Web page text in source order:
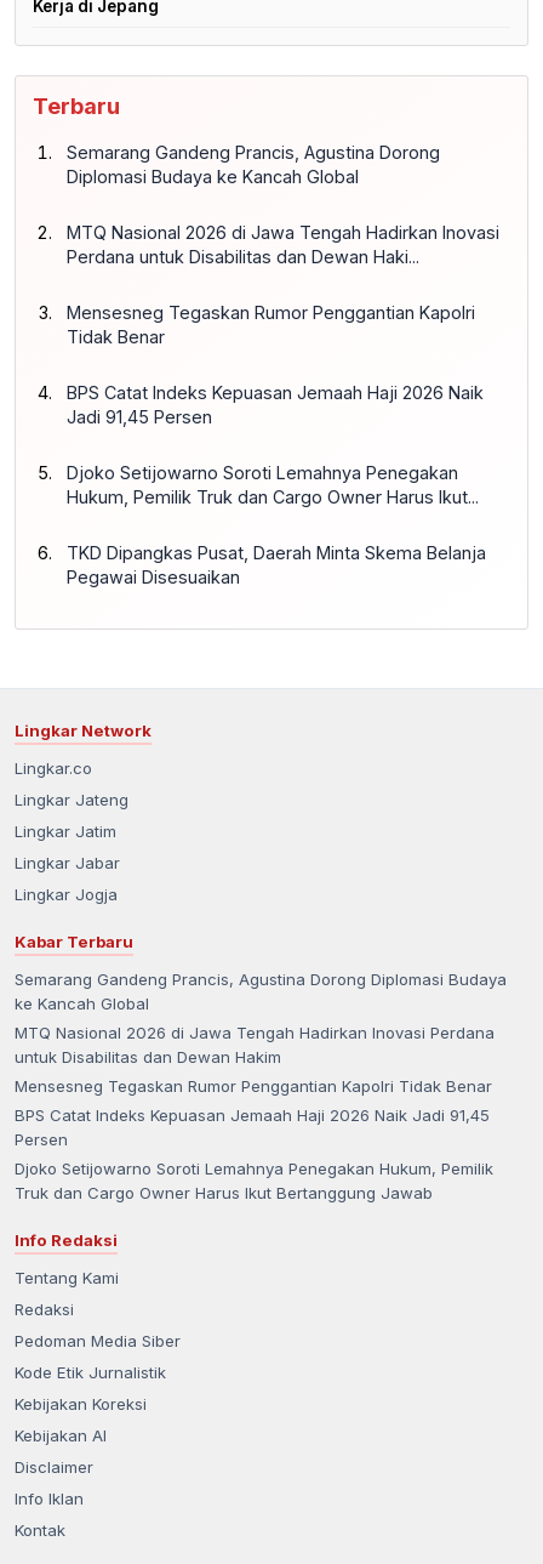
Kerja di Jepang
Terbaru
Semarang Gandeng Prancis, Agustina Dorong
Diplomasi Budaya ke Kancah Global
MTQ Nasional 2026 di Jawa Tengah Hadirkan Inovasi
Perdana untuk Disabilitas dan Dewan Haki...
Mensesneg Tegaskan Rumor Penggantian Kapolri
Tidak Benar
BPS Catat Indeks Kepuasan Jemaah Haji 2026 Naik
Jadi 91,45 Persen
Djoko Setijowarno Soroti Lemahnya Penegakan
Hukum, Pemilik Truk dan Cargo Owner Harus Ikut...
TKD Dipangkas Pusat, Daerah Minta Skema Belanja
Pegawai Disesuaikan
Lingkar Network
Lingkar.co
Lingkar Jateng
Lingkar Jatim
Lingkar Jabar
Lingkar Jogja
Kabar Terbaru
Semarang Gandeng Prancis, Agustina Dorong Diplomasi Budaya
ke Kancah Global
MTQ Nasional 2026 di Jawa Tengah Hadirkan Inovasi Perdana
untuk Disabilitas dan Dewan Hakim
Mensesneg Tegaskan Rumor Penggantian Kapolri Tidak Benar
BPS Catat Indeks Kepuasan Jemaah Haji 2026 Naik Jadi 91,45
Persen
Djoko Setijowarno Soroti Lemahnya Penegakan Hukum, Pemilik
Truk dan Cargo Owner Harus Ikut Bertanggung Jawab
Info Redaksi
Tentang Kami
Redaksi
Pedoman Media Siber
Kode Etik Jurnalistik
Kebijakan Koreksi
Kebijakan AI
Disclaimer
Info Iklan
Kontak